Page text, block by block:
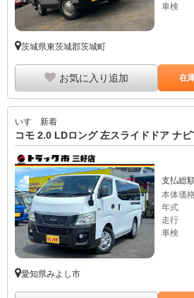
車検
茨城県東茨城郡茨城町
お気に入り追加 在
いすゞ 新着
コモ 2.0 LDロング 左スライドドア ナ
支払総
本体価
年式
走行
車検
愛知県みよし市